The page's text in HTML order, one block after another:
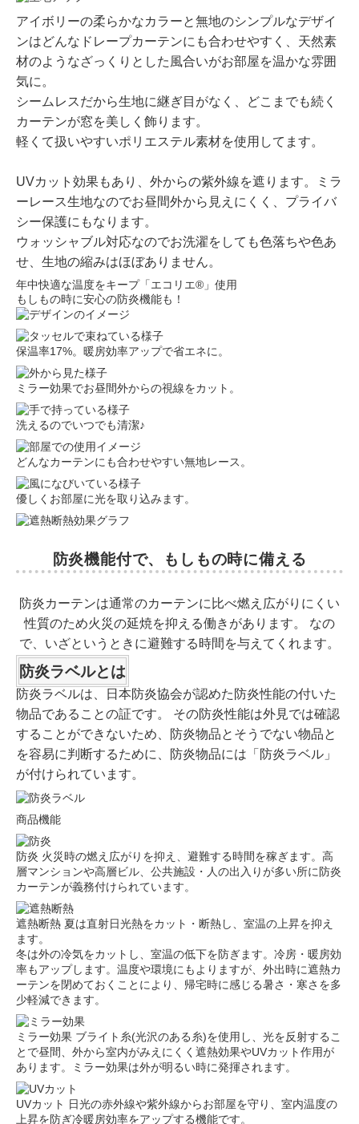
アイボリーの柔らかなカラーと無地のシンプルなデザイ
ンはどんなドレープカーテンにも合わせやすく、天然素
材のようなざっくりとした風合いがお部屋を温かな雰囲
気に。
シームレスだから生地に継ぎ目がなく、どこまでも続く
カーテンが窓を美しく飾ります。
軽くて扱いやすいポリエステル素材を使用してます。
UVカット効果もあり、外からの紫外線を遮ります。ミラ
ーレース生地なのでお昼間外から見えにくく、プライバ
シー保護にもなります。
ウォッシャブル対応なのでお洗濯をしても色落ちや色あ
せ、生地の縮みはほぼありません。
年中快適な温度をキープ「エコリエ®」使用
もしもの時に安心の防炎機能も！
保温率17%。暖房効率アップで省エネに。
ミラー効果でお昼間外からの視線をカット。
洗えるのでいつでも清潔♪
どんなカーテンにも合わせやすい無地レース。
優しくお部屋に光を取り込みます。
防炎機能付で、もしもの時に備える
防炎カーテンは通常のカーテンに比べ燃え広がりにくい
性質のため火災の延焼を抑える働きがあります。 なの
で、いざというときに避難する時間を与えてくれます。
防炎ラベルとは
防炎ラベルは、日本防炎協会が認めた防炎性能の付いた
物品であることの証です。 その防炎性能は外見では確認
することができないため、防炎物品とそうでない物品と
を容易に判断するために、防炎物品には「防炎ラベル」
が付けられています。
商品機能
防炎 火災時の燃え広がりを抑え、避難する時間を稼ぎます。高
層マンションや高層ビル、公共施設・人の出入りが多い所に防炎
カーテンが義務付けられています。
遮熱断熱 夏は直射日光熱をカット・断熱し、室温の上昇を抑え
ます。
冬は外の冷気をカットし、室温の低下を防ぎます。冷房・暖房効
率もアップします。温度や環境にもよりますが、外出時に遮熱カ
ーテンを閉めておくことにより、帰宅時に感じる暑さ・寒さを多
少軽減できます。
ミラー効果 ブライト糸(光沢のある糸)を使用し、光を反射するこ
とで昼間、外から室内がみえにくく遮熱効果やUVカット作用が
あります。ミラー効果は外が明るい時に発揮されます。
UVカット 日光の赤外線や紫外線からお部屋を守り、室内温度の
上昇を防ぎ冷暖房効率をアップする機能です。